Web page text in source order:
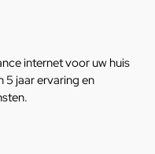
internet voor uw huis
5 jaar ervaring en